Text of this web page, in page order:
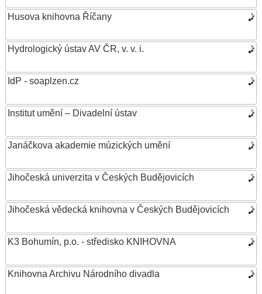
Husova knihovna Říčany
Hydrologický ústav AV ČR, v. v. i.
IdP - soaplzen.cz
Institut umění – Divadelní ústav
Janáčkova akademie múzických umění
Jihočeská univerzita v Českých Budějovicích
Jihočeská vědecká knihovna v Českých Budějovicích
K3 Bohumín, p.o. - středisko KNIHOVNA
Knihovna Archivu Národního divadla